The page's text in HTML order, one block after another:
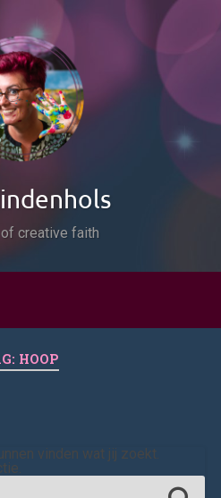
creative faith
HOOP
vinden wat jij zoekt.